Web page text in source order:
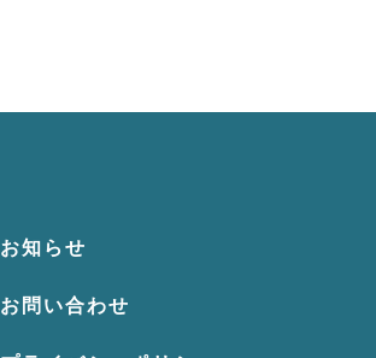
お知らせ
お問い合わせ